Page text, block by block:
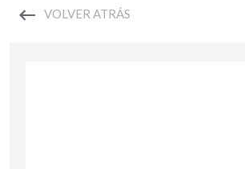
VOLVER ATRÁS